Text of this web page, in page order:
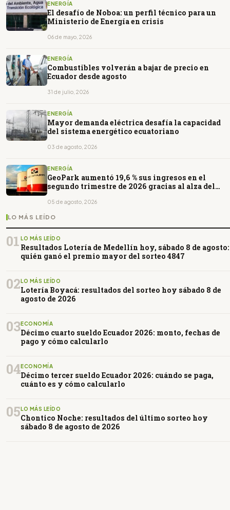
ENERGÍA
El desafío de Noboa: un perfil técnico para un
Ministerio de Energía en crisis
06 de mayo, 2026
ENERGÍA
Combustibles volverán a bajar de precio en
Ecuador desde agosto
31 de julio, 2026
ENERGÍA
Mayor demanda eléctrica desafía la capacidad
del sistema energético ecuatoriano
03 de agosto, 2026
ENERGÍA
GeoPark aumentó 19,6 % sus ingresos en el
segundo trimestre de 2026 gracias al alza del
05 de agosto, 2026
LO MÁS LEÍDO
01 LO MÁS LEÍDO
Resultados Lotería de Medellín hoy, sábado 8 de agosto:
quién ganó el premio mayor del sorteo 4847
02 LO MÁS LEÍDO
Lotería Boyacá: resultados del sorteo hoy sábado 8 de
agosto de 2026
03ECONOMÍA
Décimo cuarto sueldo Ecuador 2026: monto, fechas de
pago y cómo calcularlo
04ECONOMÍA
Décimo tercer sueldo Ecuador 2026: cuándo se paga,
cuánto es y cómo calcularlo
05 LO MÁS LEÍDO
Chontico Noche: resultados del último sorteo hoy
sábado 8 de agosto de 2026